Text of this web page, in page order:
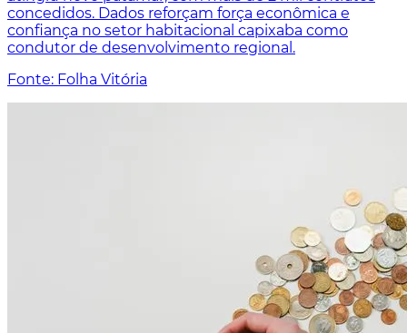
concedidos. Dados reforçam força econômica e
confiança no setor habitacional capixaba como
condutor de desenvolvimento regional.
Fonte: Folha Vitória